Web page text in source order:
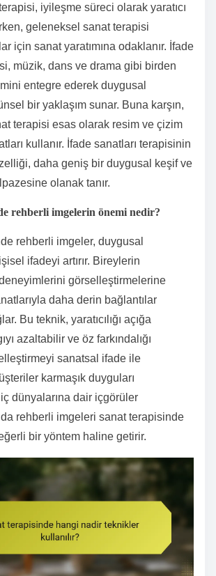
iyileşme süreci olarak yaratıcı
geleneksel sanat terapisi
için sanat yaratımına odaklanır. İfade
müzik, dans ve drama gibi birden
entegre ederek duygusal
bir yaklaşım sunar. Buna karşın,
terapisi esas olarak resim ve çizim
kullanır. İfade sanatları terapisinin
daha geniş bir duygusal keşif ve
olanak tanır.
rehberli imgelerin önemi nedir?
rehberli imgeler, duygusal
ifadeyi artırır. Bireylerin
deneyimlerini görselleştirmelerine
daha derin bağlantılar
Bu teknik, yaratıcılığı açığa
azaltabilir ve öz farkındalığı
sanatsal ifade ile
karmaşık duyguları
dünyalarına dair içgörüler
rehberli imgeleri sanat terapisinde
bir yöntem haline getirir.